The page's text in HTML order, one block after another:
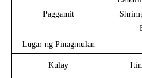
Paggamit
Lugar ng Pinagmulan
Kulay